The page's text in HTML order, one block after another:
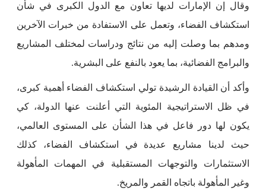
وقال إن الإمارات لديها تعاون مع الدول الكبرى في شأن
استكشاف الفضاء، وتعمل على الاستفادة من خبرات الآخرين
ومدهم بما وصلت إليه من نتائج ودراسات لمختلف المشاريع
والبرامج الفضائية، بما يعود بالنفع على البشرية.
وأكد أن القيادة الرشيدة تولي استكشاف الفضاء أهمية كبرى،
في ظل الاستراتيجية المئوية التي أعلنت عنها الدولة، كي
يكون لها دور فاعل في هذا الشأن على المستوى العالمي،
حيث لدينا مشاريع عديدة في استكشاف الفضاء، كذلك
الاستثمارات والتوجهات المستقبلية في المهمات المأهولة
وغير المأهولة باتجاه القمر والمريخ.